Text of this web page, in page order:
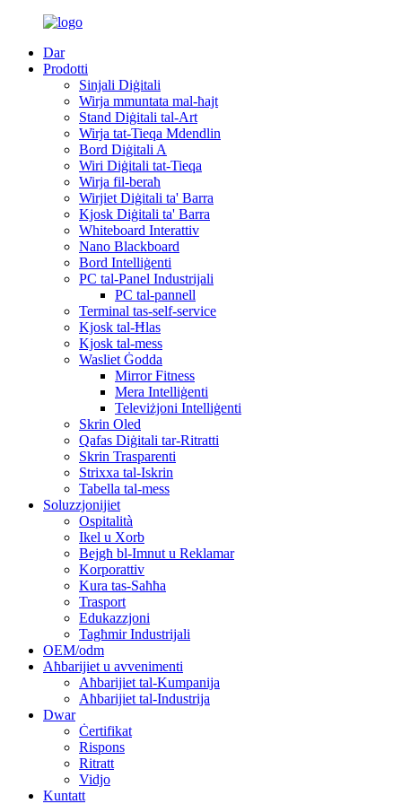
Dar
Prodotti
Sinjali Diġitali
Wirja mmuntata mal-ħajt
Stand Diġitali tal-Art
Wirja tat-Tieqa Mdendlin
Bord Diġitali A
Wiri Diġitali tat-Tieqa
Wirja fil-beraħ
Wirjiet Diġitali ta' Barra
Kjosk Diġitali ta' Barra
Whiteboard Interattiv
Nano Blackboard
Bord Intelliġenti
PC tal-Panel Industrijali
PC tal-pannell
Terminal tas-self-service
Kjosk tal-Ħlas
Kjosk tal-mess
Wasliet Ġodda
Mirror Fitness
Mera Intelliġenti
Televiżjoni Intelliġenti
Skrin Oled
Qafas Diġitali tar-Ritratti
Skrin Trasparenti
Strixxa tal-Iskrin
Tabella tal-mess
Soluzzjonijiet
Ospitalità
Ikel u Xorb
Bejgħ bl-Imnut u Reklamar
Korporattiv
Kura tas-Saħħa
Trasport
Edukazzjoni
Tagħmir Industrijali
OEM/odm
Aħbarijiet u avvenimenti
Aħbarijiet tal-Kumpanija
Aħbarijiet tal-Industrija
Dwar
Ċertifikat
Rispons
Ritratt
Vidjo
Kuntatt